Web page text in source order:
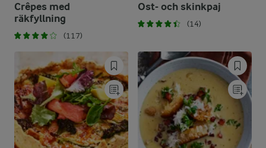
Crêpes med
räkfyllning
(117)
Ost- och skinkpaj
(14)